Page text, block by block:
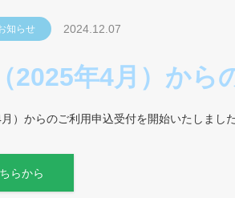
知らせ 2024.12.07
2025年4月）から
）からのご利用申込受付を開始いたしました
らから